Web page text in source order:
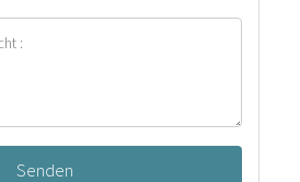
Senden